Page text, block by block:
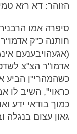
הזוהר: דא רזא
סיפרה אמו
חותנה כ"ק
(אגעהויבענעם
אדמו"ר הצ"צ
כשהמהרי"ן הביע
כראוי", השיב לו
כמוך בודאי ידע
גאון עצום בנגלה